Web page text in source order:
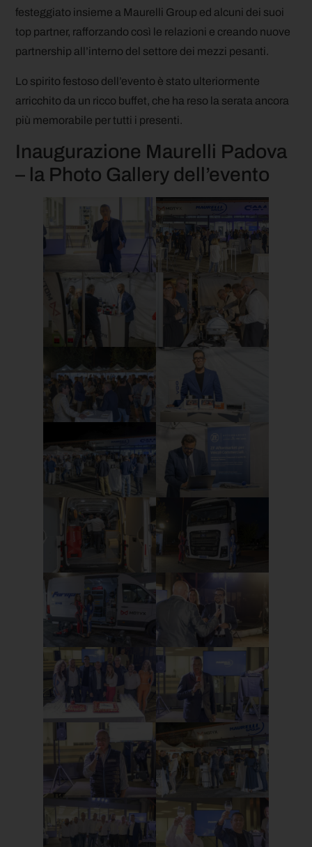
festeggiato insieme a Maurelli Group ed alcuni dei suoi
top partner, rafforzando così le relazioni e creando nuove
partnership all’interno del settore dei mezzi pesanti.
Lo spirito festoso dell’evento è stato ulteriormente
arricchito da un ricco buffet, che ha reso la serata ancora
più memorabile per tutti i presenti.
Inaugurazione Maurelli Padova
– la Photo Gallery dell’evento